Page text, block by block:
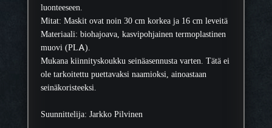
luonteeseen.
Mitat: Maskit ovat noin 30 cm korkea ja 16 cm leveitä
Materiaali: biohajoava, kasvipohjainen termoplastinen
muovi (PLA).
Mukana kiinnityskoukku seinäasennusta varten. Tätä ei
ole tarkoitettu puettavaksi naamioksi, ainoastaan
seinäkoristeeksi.
Suunnittelija: Jarkko Pilvinen